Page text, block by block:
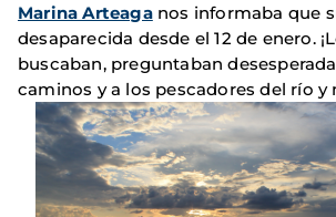
Marina Arteaganos informaba que
desaparecida desde el 12 de enero.
buscaban, preguntaban
caminos y a los pescadores del río y